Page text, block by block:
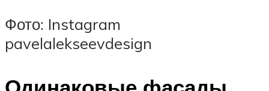
Фото: Instagram
pavelalekseevdesign